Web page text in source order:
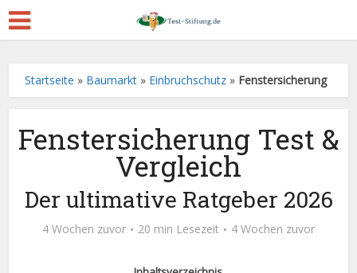
Startseite » Baumarkt » Einbruchschutz » Fenstersicherung
Fenstersicherung Test &
Vergleich
Der ultimative Ratgeber 2026
4 Wochen zuvor 20 min Lesezeit 4 Wochen zuvor